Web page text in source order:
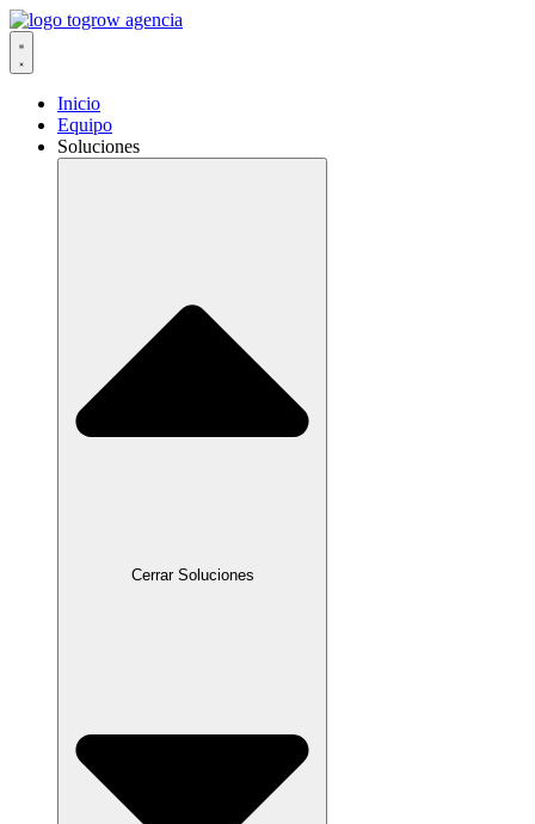
Ir
al
contenido
Inicio
Equipo
Soluciones
Cerrar Soluciones